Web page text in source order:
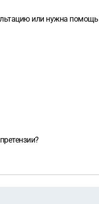
или нужна